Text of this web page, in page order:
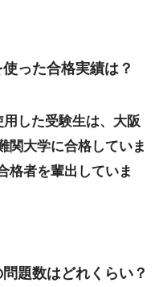
使った合格実績は？
用した受験生は、大阪
関大学に合格していま
格者を輩出していま
問題数はどれくらい？